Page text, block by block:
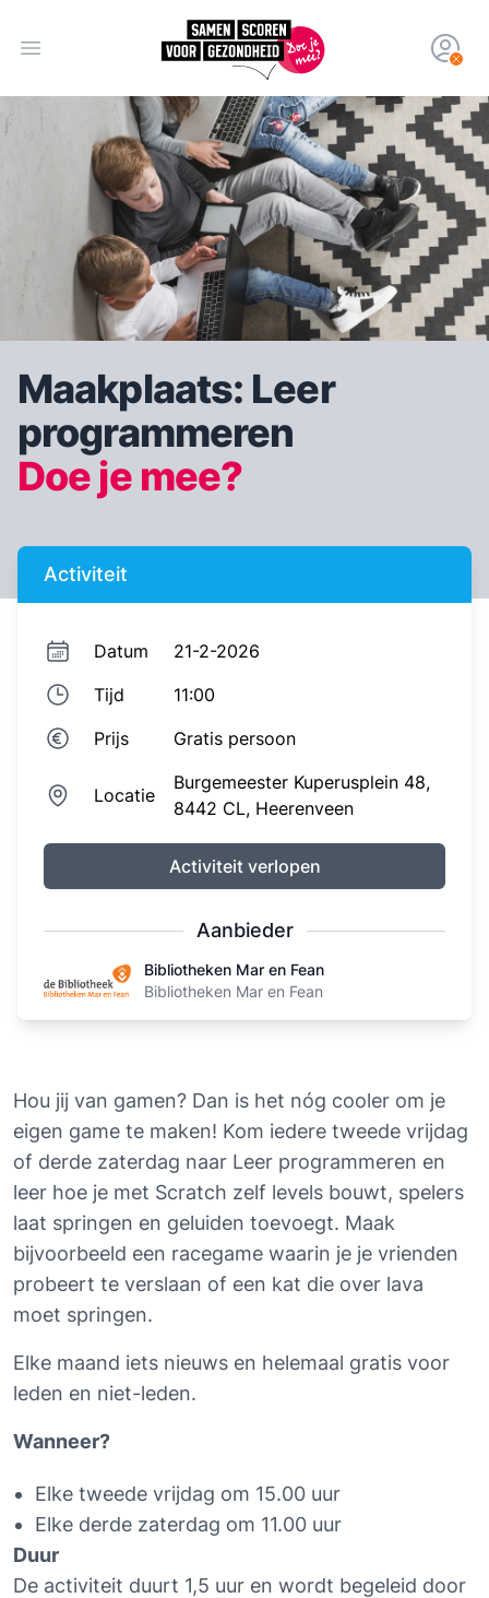
Open hoofdmenu
Maakplaats: Leer
programmeren
Doe je mee?
Hou jij van gamen? Dan is het nóg cooler om je
eigen game te maken! Kom iedere tweede vrijdag
of derde zaterdag naar Leer programmeren en
leer hoe je met Scratch zelf levels bouwt, spelers
laat springen en geluiden toevoegt. Maak
bijvoorbeeld een racegame waarin je je vrienden
probeert te verslaan of een kat die over lava
moet springen.
Elke maand iets nieuws en helemaal gratis voor
leden en niet-leden.
Wanneer?
Elke tweede vrijdag om 15.00 uur
Elke derde zaterdag om 11.00 uur
Duur
De activiteit duurt 1,5 uur en wordt begeleid door
Activiteit
Datum
21-2-2026
Tijd
11:00
Prijs
Gratis persoon
Locatie
Burgemeester Kuperusplein 48,
8442 CL, Heerenveen
Activiteit verlopen
Aanbieder
Bibliotheken Mar en Fean
Bibliotheken Mar en Fean
Bibliotheken Mar en Fean